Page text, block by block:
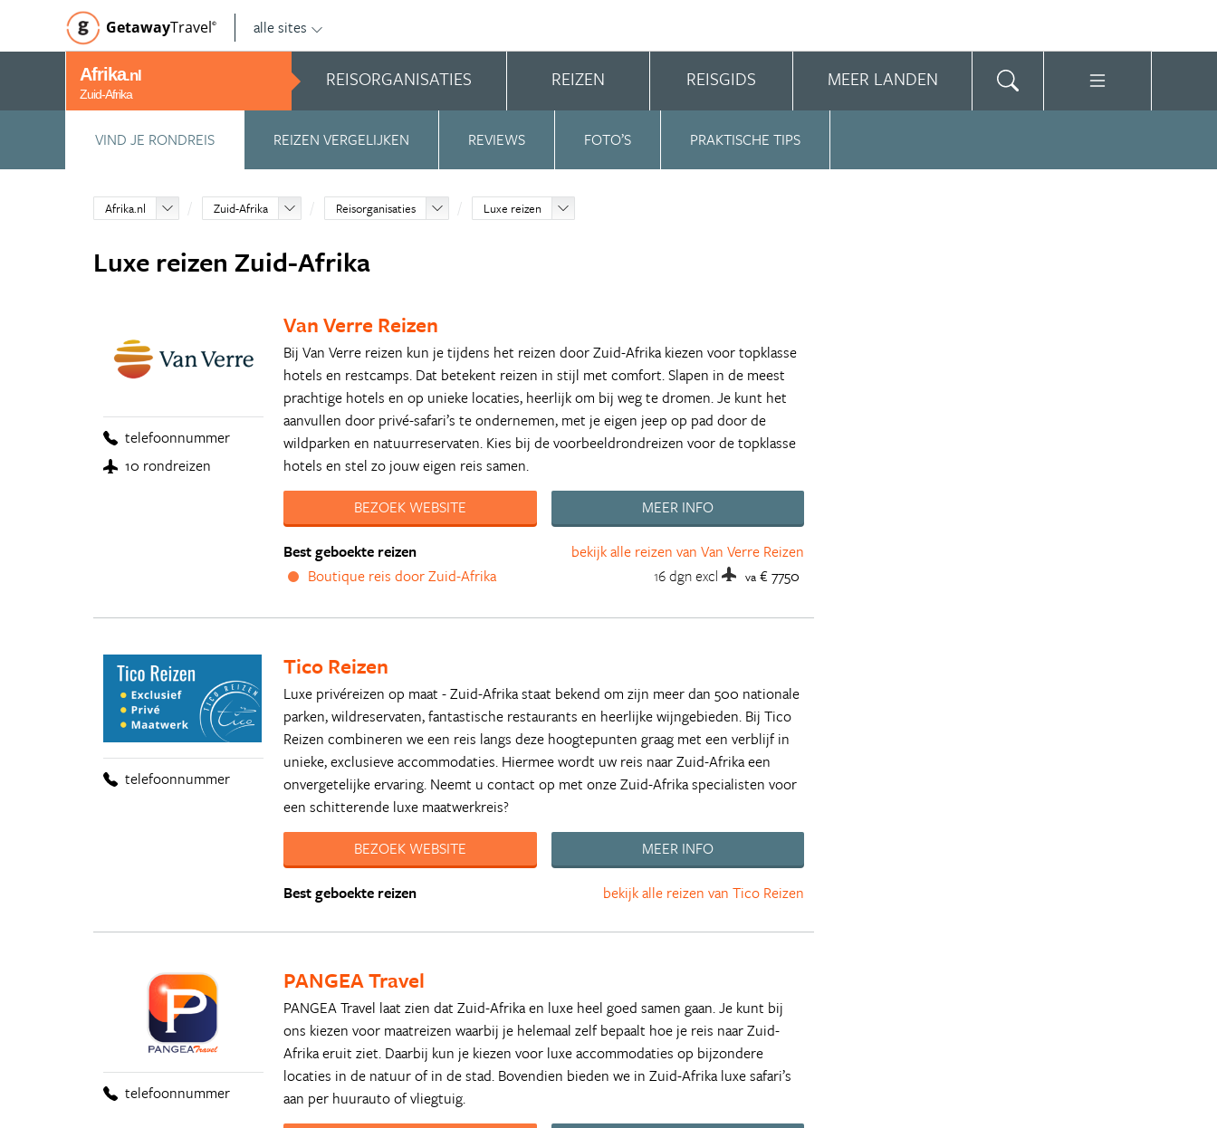
GetawayTravel© alle sites
Afrika.nl
Zuid-Afrika
REISORGANISATIES REIZEN REISGIDS MEER LANDEN
VIND JE RONDREIS REIZEN VERGELIJKEN REVIEWS FOTO’S PRAKTISCHE TIPS
Afrika.nl Zuid-Afrika Reisorganisaties Luxe reizen
Luxe reizen Zuid-Afrika
telefoonnummer
10 rondreizen
Van Verre Reizen
Bij Van Verre reizen kun je tijdens het reizen door Zuid-Afrika kiezen voor topklasse
hotels en restcamps. Dat betekent reizen in stijl met comfort. Slapen in de meest
prachtige hotels en op unieke locaties, heerlijk om bij weg te dromen. Je kunt het
aanvullen door privé-safari’s te ondernemen, met je eigen jeep op pad door de
wildparken en natuurreservaten. Kies bij de voorbeeldrondreizen voor de topklasse
hotels en stel zo jouw eigen reis samen.
BEZOEK WEBSITE
MEER INFO
bekijk alle reizen van Van Verre Reizen
Best geboekte reizen
Boutique reis door Zuid-Afrika
16 dgnexcl va € 7750
telefoonnummer
Tico Reizen
Luxe privéreizen op maat - Zuid-Afrika staat bekend om zijn meer dan 500 nationale
parken, wildreservaten, fantastische restaurants en heerlijke wijngebieden. Bij Tico
Reizen combineren we een reis langs deze hoogtepunten graag met een verblijf in
unieke, exclusieve accommodaties. Hiermee wordt uw reis naar Zuid-Afrika een
onvergetelijke ervaring. Neemt u contact op met onze Zuid-Afrika specialisten voor
een schitterende luxe maatwerkreis?
BEZOEK WEBSITE
MEER INFO
bekijk alle reizen van Tico Reizen
Best geboekte reizen
telefoonnummer
PANGEA Travel
PANGEA Travel laat zien dat Zuid-Afrika en luxe heel goed samen gaan. Je kunt bij
ons kiezen voor maatreizen waarbij je helemaal zelf bepaalt hoe je reis naar Zuid-
Afrika eruit ziet. Daarbij kun je kiezen voor luxe accommodaties op bijzondere
locaties in de natuur of in de stad. Bovendien bieden we in Zuid-Afrika luxe safari’s
aan per huurauto of vliegtuig.